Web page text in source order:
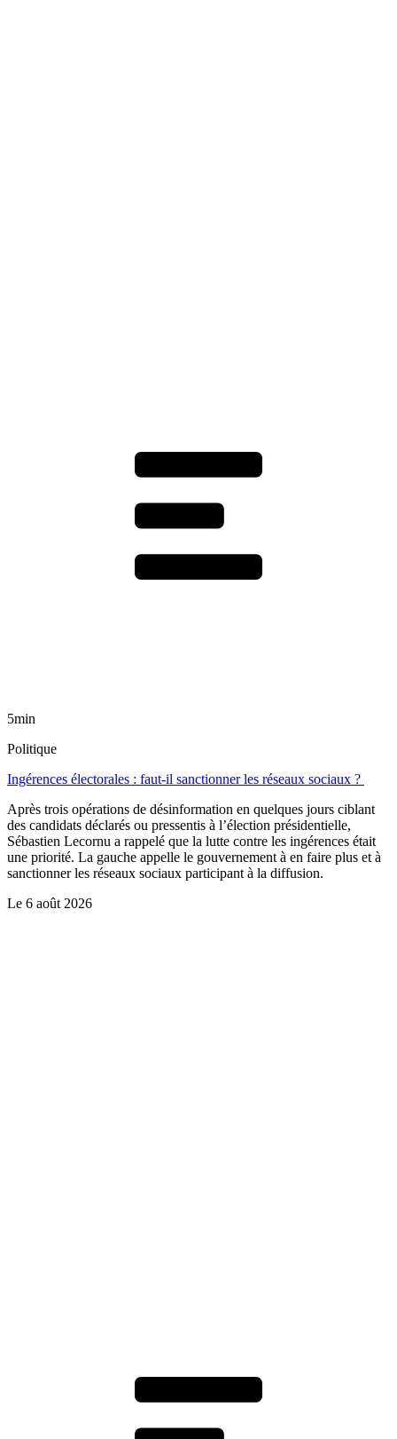
5min
Politique
Ingérences électorales : faut-il sanctionner les réseaux sociaux ?
Après trois opérations de désinformation en quelques jours ciblant
des candidats déclarés ou pressentis à l’élection présidentielle,
Sébastien Lecornu a rappelé que la lutte contre les ingérences était
une priorité. La gauche appelle le gouvernement à en faire plus et à
sanctionner les réseaux sociaux participant à la diffusion.
Le 6 août 2026